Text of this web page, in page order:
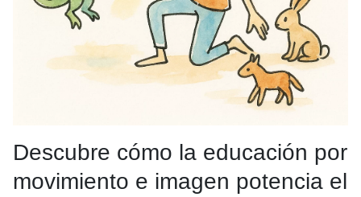
Descubre cómo la educación por
movimiento e imagen potencia el